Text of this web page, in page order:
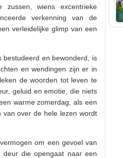
wiens excentrieke
verkenning van de
verleidelijke glimp van een
bestudeerd en bewonderd, is
en wendingen zijn er in
de woorden tot leven te
geluid en emotie, die niets
warme zomerdag, als een
over de hele lezen wordt
om een gevoel van
die opengaat naar een